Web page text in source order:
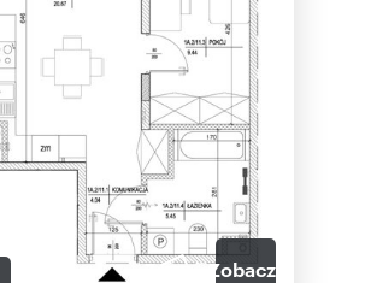
7 Zobacz galerię